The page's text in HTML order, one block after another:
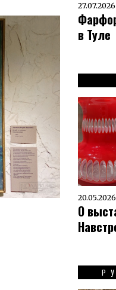
27.07.2026
в Туле
20.05.2026
О